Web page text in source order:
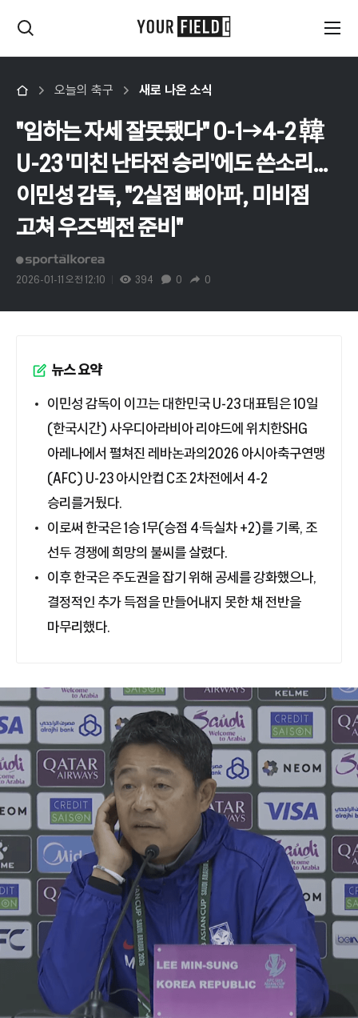
오늘의 축구 새로 나온 소식
"임하는 자세 잘못됐다" 0-1→4-2 韓
U-23 '미친 난타전 승리'에도 쓴소리...
이민성 감독, "2실점 뼈아파, 미비점
고쳐 우즈벡전 준비"
2026-01-11 오전 12:10 394 0 0
뉴스 요약
이민성 감독이 이끄는 대한민국 U-23 대표팀은 10일
(한국시간) 사우디아라비아 리야드에 위치한SHG
아레나에서 펼쳐진 레바논과의2026 아시아축구연맹
(AFC) U-23 아시안컵 C조 2차전에서 4-2
승리를거뒀다.
이로써 한국은 1승 1무(승점 4·득실차 +2)를 기록, 조
선두 경쟁에 희망의 불씨를 살렸다.
이후 한국은 주도권을 잡기 위해 공세를 강화했으나,
결정적인 추가 득점을 만들어내지 못한 채 전반을
마무리했다.